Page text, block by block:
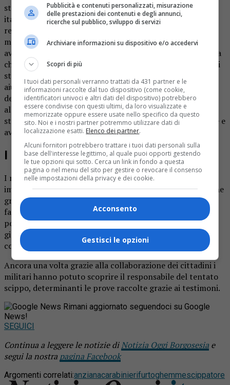
stazione di Ghemme hanno denunciato un ventenne
italiano con precedenti già alle spalle. Secondo l’accusa è
responsabile di un tentato scippo avvenuto quella stessa
mattinata a Sizzano, in via Gallarini. L’uomo, infatti, si era
avvicinato a bordo di una bicicletta ad una signora anziana
che stava passeggiando per quella strada, aveva tentato di
strapparle di dosso la borsetta. La reazione della vittima,
aiutata subito da alcuni passanti, aveva fatto tuttavia
desistere il malfattore che successivamente si era quindi
allontanato. La donna sentendo tirare aveva tenuto ben
stretta a sè la borsetta, non si era fatta di certo intimidire e
aveva dato l’allarme.
I Carabinieri
I militari della stazione di Ghemme, dopo aver avviato
immediatamente le indagini, riuscivano a ricostruire, anche
grazie alle testimonianze dei presenti al momento del
fatto, la dinamica di quanto avvenuto. Ci avevano messo
poco a scoprire chi era il borseggiatore, così quella stessa
giornata si erano presentati nell’abitazione del ragazzo
contestandogli il reato.
Ancora una volta grazie alla collaborazione dei cittadini i
militari hanno potuto scoprire il responsabile del tentato
scippo, determinanti le prove raccolte grazie ai testimoni.
Rimani aggiornato seguendoci su Google
News!
SEGUICI
Continua a leggere le notizie diNotizia Oggi Borgosesia e
segui la nostra pagina Facebook
Argomenti correlati:anzianacarabinierifurtoghemmescippatore
Pubblicità e contenuti personalizzati, misurazione
delle prestazioni dei contenuti e degli annunci,
ricerche sul pubblico, sviluppo di servizi
Archiviare informazioni su dispositivo e/o accedervi
Scopri di più
I tuoi dati personali verranno trattati da 431 partner e le
informazioni raccolte dal tuo dispositivo (come cookie,
identificatori univoci e altri dati del dispositivo) potrebbero
essere condivise con questi ultimi, da loro visualizzate e
memorizzate oppure essere usate nello specifico da questo
sito. Noi e i nostri partner potremmo utilizzare dati di
localizzazione esatti. Elenco dei partner.
Alcuni fornitori potrebbero trattare i tuoi dati personali sulla
base dell'interesse legittimo, al quale puoi opporti gestendo
le tue opzioni qui sotto. Cerca un link in fondo a questa
pagina o nel menu del sito per gestire o revocare il consenso
nelle impostazioni della privacy e dei cookie.
Acconsento
Gestisci le opzioni